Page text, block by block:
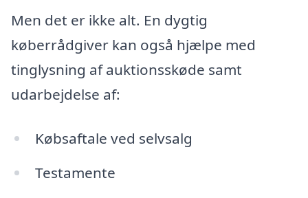
Men det er ikke alt. En dygtig
køberrådgiver kan også hjælpe med
tinglysning af auktionsskøde samt
udarbejdelse af:
Købsaftale ved selvsalg
Testamente